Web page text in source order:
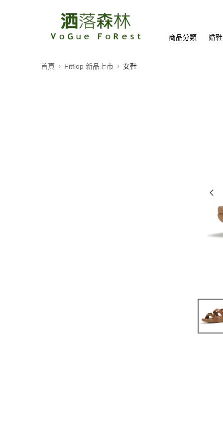
商品分類 婚
首頁 Fitflop 新品上市 女鞋